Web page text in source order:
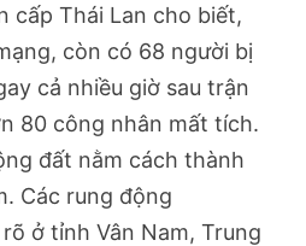
cấp Thái Lan cho biết,
còn có 68 người bị
cả nhiều giờ sau trận
80 công nhân mất tích.
đất nằm cách thành
Các rung động
ở tỉnh Vân Nam, Trung